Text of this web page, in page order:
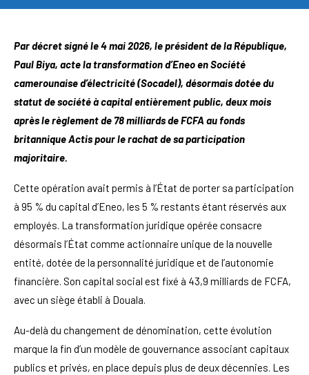
Par décret signé le 4 mai 2026, le président de la République,
Paul Biya, acte la transformation d’Eneo en Société
camerounaise d’électricité (Socadel), désormais dotée du
statut de société à capital entièrement public, deux mois
après le règlement de 78 milliards de FCFA au fonds
britannique Actis pour le rachat de sa participation
majoritaire.
Cette opération avait permis à l’État de porter sa participation
à 95 % du capital d’Eneo, les 5 % restants étant réservés aux
employés. La transformation juridique opérée consacre
désormais l’État comme actionnaire unique de la nouvelle
entité, dotée de la personnalité juridique et de l’autonomie
financière. Son capital social est fixé à 43,9 milliards de FCFA,
avec un siège établi à Douala.
Au-delà du changement de dénomination, cette évolution
marque la fin d’un modèle de gouvernance associant capitaux
publics et privés, en place depuis plus de deux décennies. Les